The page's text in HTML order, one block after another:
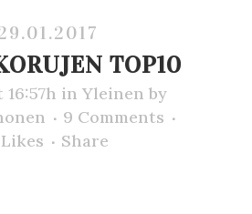
TOP10
in Yleinen by
9 Comments
Likes Share